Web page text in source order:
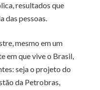
resultados que
das pessoas.
mesmo em um
em que vive o Brasil,
seja o projeto do
da Petrobras,